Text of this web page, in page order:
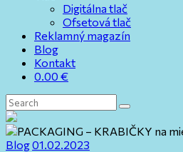
Digitálna tlač
Ofsetová tlač
Reklamný magazín
Blog
Kontakt
0.00 €
Blog01.02.2023